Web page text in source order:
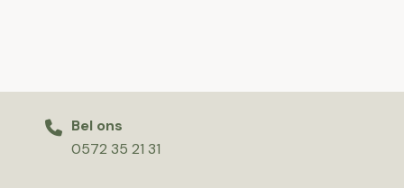
Bel ons
0572 35 21 31